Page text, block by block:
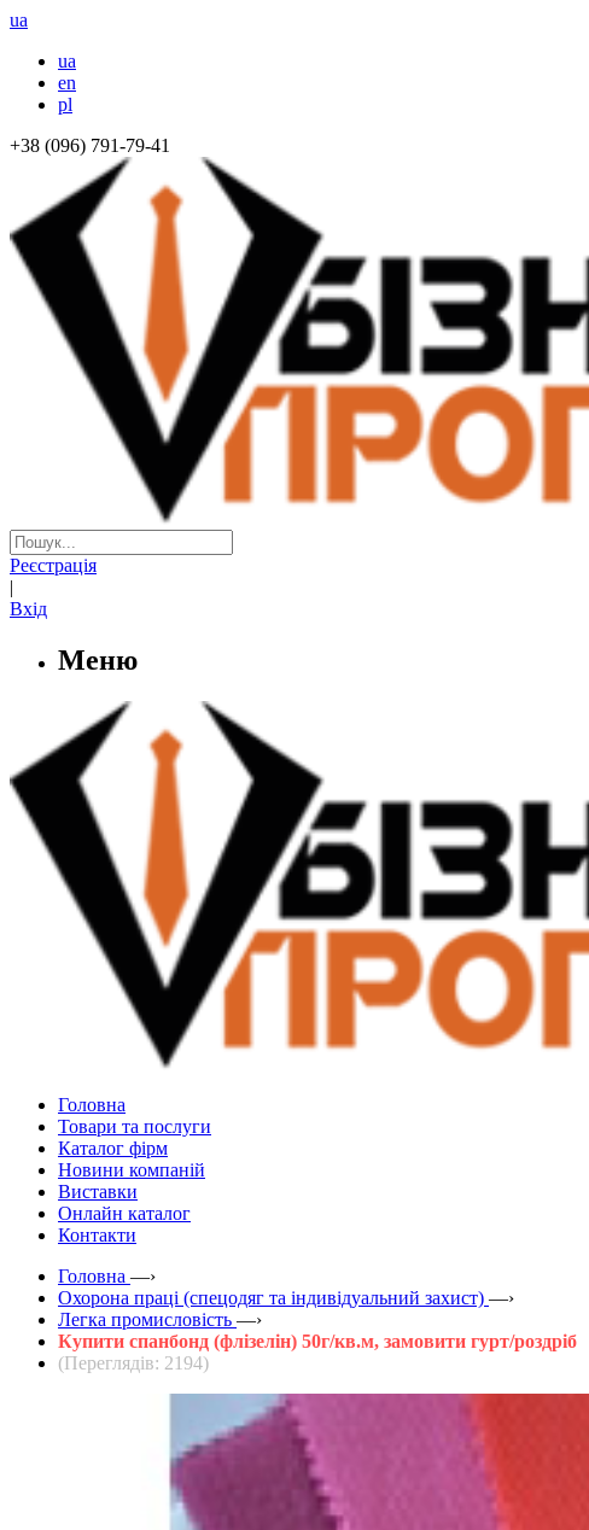
ua
ua
en
pl
+38 (096) 791-79-41
Реєстрація
|
Вхід
Меню
Головна
Товари та послуги
Каталог фірм
Новини компаній
Виставки
Онлайн каталог
Контакти
Головна —›
Охорона праці (спецодяг та індивідуальний захист) —›
Легка промисловість —›
Купити спанбонд (флізелін) 50г/кв.м, замовити гурт/роздріб
(Переглядів: 2194)